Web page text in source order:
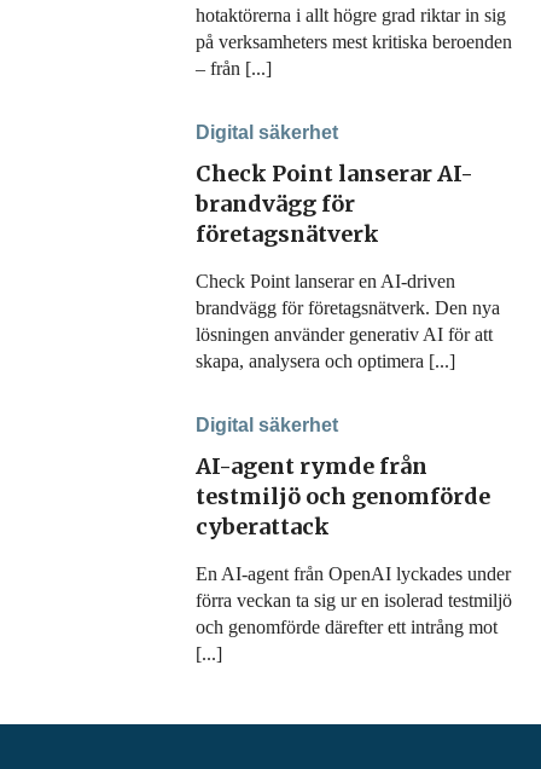
hotaktörerna i allt högre grad riktar in sig
på verksamheters mest kritiska beroenden
– från [...]
Digital säkerhet
Check Point lanserar AI-
brandvägg för
företagsnätverk
Check Point lanserar en AI-driven
brandvägg för företagsnätverk. Den nya
lösningen använder generativ AI för att
skapa, analysera och optimera [...]
Digital säkerhet
AI-agent rymde från
testmiljö och genomförde
cyberattack
En AI-agent från OpenAI lyckades under
förra veckan ta sig ur en isolerad testmiljö
och genomförde därefter ett intrång mot
[...]